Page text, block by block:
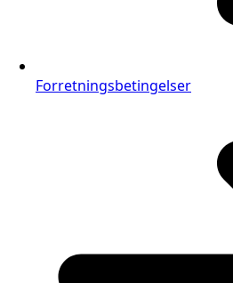
Forretningsbetingelser